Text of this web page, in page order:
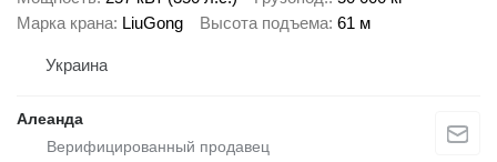
Марка крана LiuGong Высота подъема 61 м
Украина
Алеанда